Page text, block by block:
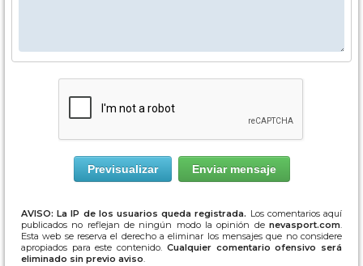
AVISO: La IP de los usuarios queda registrada. Los comentarios aquí
publicados no reflejan de ningún modo la opinión de nevasport.com.
Esta web se reserva el derecho a eliminar los mensajes que no considere
apropiados para este contenido. Cualquier comentario ofensivo será
eliminado sin previo aviso.